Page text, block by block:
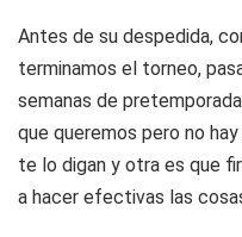
Antes de su despedida,
terminamos el torneo,
semanas de
que queremos pero no
te lo digan y otra es que
a hacer efectivas las